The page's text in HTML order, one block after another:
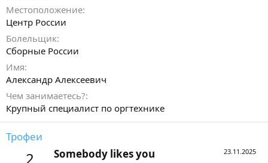
Местоположение
Центр России
Болельщик
Сборные России
Имя
Александр Алексеевич
Чем занимаетесь?
Крупный специалист по оргтехнике
Трофеи
2 23.11.2025
Somebody likes you